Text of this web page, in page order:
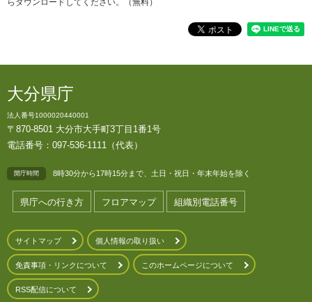
らダウンロードしてください。（無料）
大分県庁
法人番号1000020440001
〒870-8501 大分市大手町3丁目1番1号
電話番号：097-536-1111（代表）
開庁時間 8時30分から17時15分まで、土日・祝日・年末年始を除く
県庁への行き方 フロアマップ 組織別電話番号
サイトマップ 個人情報の取り扱い
免責事項・リンクについて このホームページについて
RSS配信について